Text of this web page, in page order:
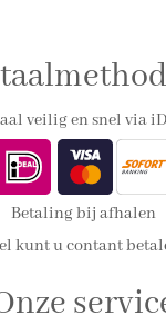
veilig en snel via
Betaling bij afhalen
kunt u contant